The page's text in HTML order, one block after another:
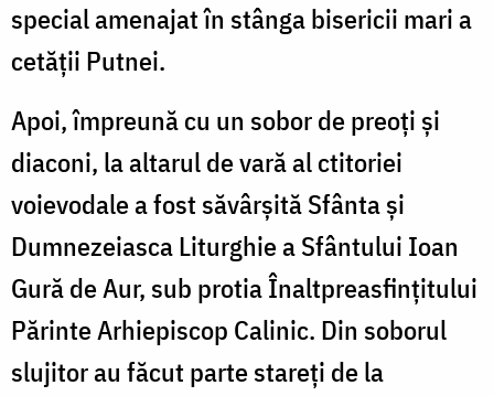
special amenajat în stânga bisericii mari a
cetății Putnei.
Apoi, împreună cu un sobor de preoți și
diaconi, la altarul de vară al ctitoriei
voievodale a fost săvârșită Sfânta și
Dumnezeiasca Liturghie a Sfântului Ioan
Gură de Aur, sub protia Înaltpreasfințitului
Părinte Arhiepiscop Calinic. Din soborul
slujitor au făcut parte stareți de la